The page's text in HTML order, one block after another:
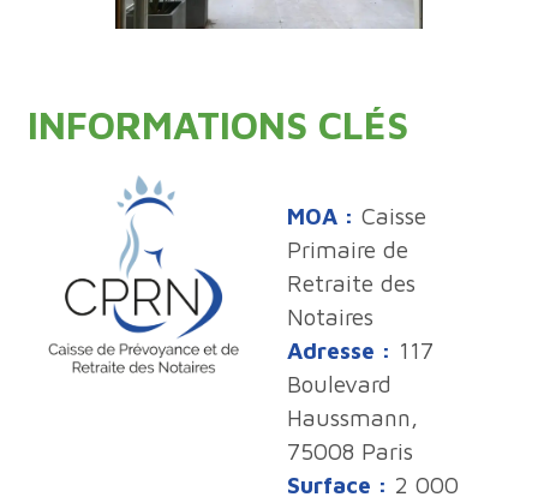
INFORMATIONS CLÉS
MOA : Caisse
Primaire de
Retraite des
Notaires
Adresse : 117
Boulevard
Haussmann,
75008 Paris
Surface : 2 000